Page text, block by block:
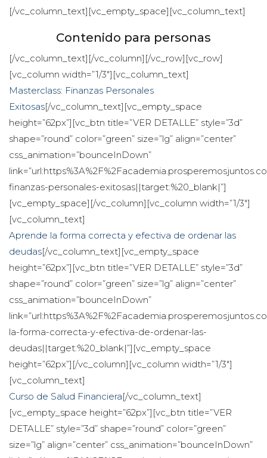
[/vc_column_text][vc_empty_space][vc_column_text]
Contenido para persona
[/vc_column_text][/vc_column][/vc_row][vc_row]
[vc_column width=”1/3″][vc_column_text]
Masterclass: Finanzas Personales
Exitosa[/vc_column_text][vc_empty_space
height=”62px”][vc_btn title=”VER DETALLE” style=”3d”
hape=”round” color=”green” size=”lg” align=”center”
css_animation=”bounceInDown”
finanzas-personales-exitosas||target:%20_blank|”]
[vc_empty_space][/vc_column][vc_column width=”1/3″]
[vc_column_text]
Aprende la forma correcta y efectiva de ordenar las
deuda[/vc_column_text][vc_empty_space
height=”62px”][vc_btn title=”VER DETALLE” style=”3d”
hape=”round” color=”green” size=”lg” align=”center”
css_animation=”bounceInDown”
la-forma-correcta-y-efectiva-de-ordenar-las-
deudas||target:%20_blank|”][vc_empty_space
height=”62px”][/vc_column][vc_column width=”1/3″]
[vc_column_text]
Curso de Salud Financiera[/vc_column_text]
[vc_empty_space height=”62px”][vc_btn title=”VER
DETALLE” style=”3d” shape=”round” color=”green”
ize=”lg” align=”center” css_animation=”bounceInDown”